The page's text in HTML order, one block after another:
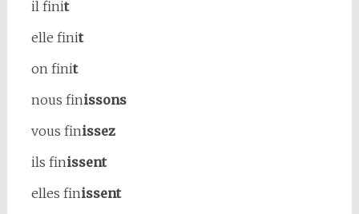
il finit
elle finit
on finit
nous finissons
vous finissez
ils finissent
elles finissent